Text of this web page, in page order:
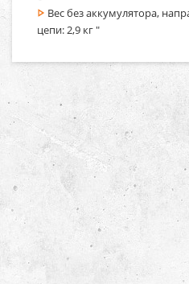
Вес без аккумулятора,
цепи: 2,9 кг "